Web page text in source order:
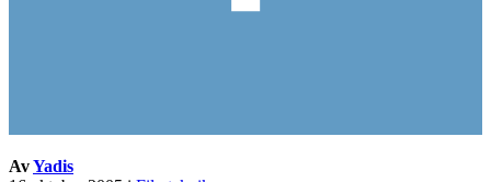
AvYadis